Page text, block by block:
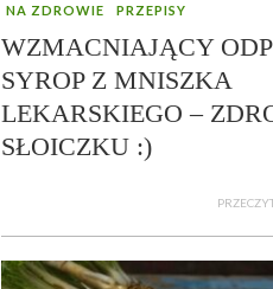
NA ZDROWIE PRZEPISY
WZMACNIAJĄCY
SYROP Z MNISZKA
LEKARSKIEGO –
SŁOICZKU :)